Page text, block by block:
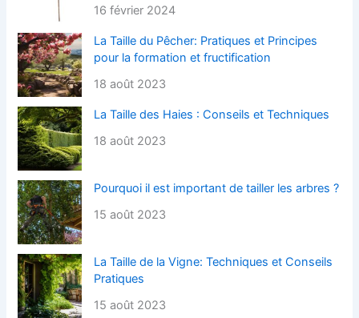
16 février 2024
La Taille du Pêcher: Pratiques et Principes
pour la formation et fructification
18 août 2023
La Taille des Haies : Conseils et Techniques
18 août 2023
Pourquoi il est important de tailler les arbres ?
15 août 2023
La Taille de la Vigne: Techniques et Conseils
Pratiques
15 août 2023